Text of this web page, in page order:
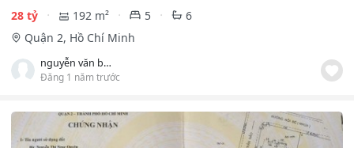
28 tỷ
192 m² 5
6
Quận 2, Hồ Chí Minh
nguyễn văn bình
Đăng 1 năm trước